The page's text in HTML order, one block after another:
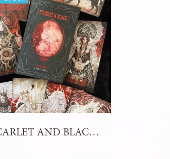
SCARLET AND BLACK TAROT